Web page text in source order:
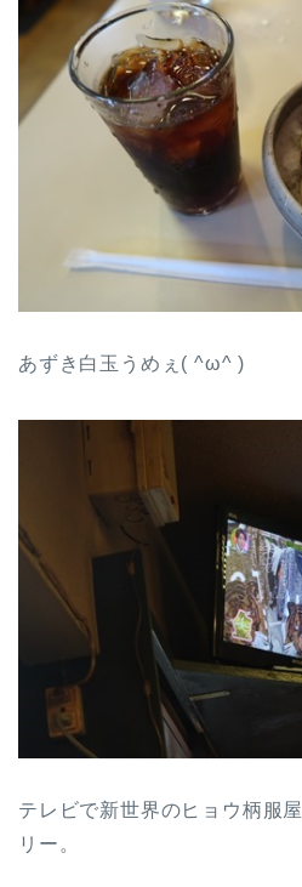
あずき白玉うめぇ( ^ω^ )
テレビで新世界のヒョウ柄服
リー。